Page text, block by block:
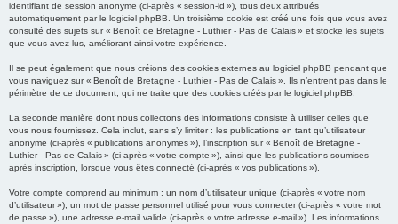
identifiant de session anonyme (ci-après « session-id »), tous deux attribués
automatiquement par le logiciel phpBB. Un troisième cookie est créé une fois que vous avez
consulté des sujets sur « Benoît de Bretagne - Luthier - Pas de Calais » et stocke les sujets
que vous avez lus, améliorant ainsi votre expérience.
Il se peut également que nous créions des cookies externes au logiciel phpBB pendant que
vous naviguez sur « Benoît de Bretagne - Luthier - Pas de Calais ». Ils n’entrent pas dans le
périmètre de ce document, qui ne traite que des cookies créés par le logiciel phpBB.
La seconde manière dont nous collectons des informations consiste à utiliser celles que
vous nous fournissez. Cela inclut, sans s’y limiter : les publications en tant qu’utilisateur
anonyme (ci-après « publications anonymes »), l’inscription sur « Benoît de Bretagne -
Luthier - Pas de Calais » (ci-après « votre compte »), ainsi que les publications soumises
après inscription, lorsque vous êtes connecté (ci-après « vos publications »).
Votre compte comprend au minimum : un nom d’utilisateur unique (ci-après « votre nom
d’utilisateur »), un mot de passe personnel utilisé pour vous connecter (ci-après « votre mot
de passe »), une adresse e-mail valide (ci-après « votre adresse e-mail »). Les informations